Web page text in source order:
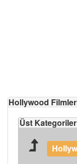
Hollywood
Üst